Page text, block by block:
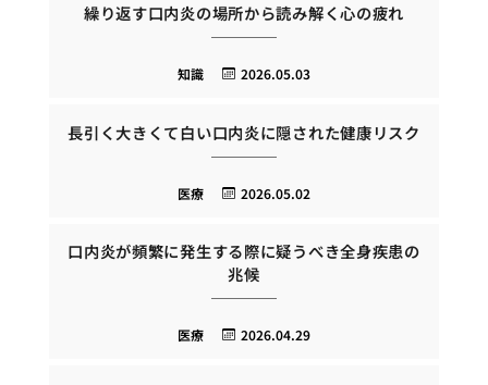
繰り返す口内炎の場所から読み解く心の疲れ
2026.05.03
知識
長引く大きくて白い口内炎に隠された健康リスク
2026.05.02
医療
口内炎が頻繁に発生する際に疑うべき全身疾患の
兆候
2026.04.29
医療